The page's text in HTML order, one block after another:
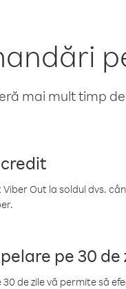
mai mult timp
Out la soldul dvs.
pe 30 de
30 de zile vă permite să